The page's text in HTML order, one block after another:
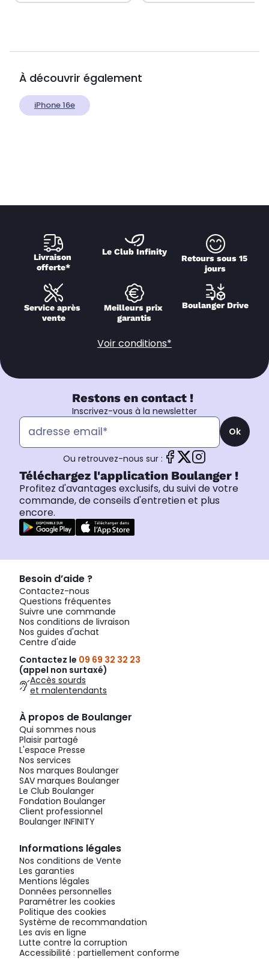
À découvrir également
iPhone 16e
Livraison
offerte*
Le Club Infinity
Retours sous 15
jours
Service après
vente
Meilleurs prix
garantis
Boulanger Drive
Voir conditions*
Restons en contact !
Inscrivez-vous à la newsletter
Ok
Ou retrouvez-nous sur :
Téléchargez l'application Boulanger !
Profitez d'avantages exclusifs, du suivi de votre
commande, de conseils d'entretien et plus
encore.
Besoin d’aide ?
Contactez-nous
Questions fréquentes
Suivre une commande
Nos conditions de livraison
Nos guides d'achat
Centre d'aide
Contactez le 09 69 32 32 23
(appel non surtaxé)
Accès sourds
et malentendants
À propos de Boulanger
Qui sommes nous
Plaisir partagé
L'espace Presse
Nos services
Nos marques Boulanger
SAV marques Boulanger
Le Club Boulanger
Fondation Boulanger
Client professionnel
Boulanger INFINITY
Informations légales
Nos conditions de Vente
Les garanties
Mentions légales
Données personnelles
Paramétrer les cookies
Politique des cookies
Système de recommandation
Les avis en ligne
Lutte contre la corruption
Accessibilité : partiellement conforme